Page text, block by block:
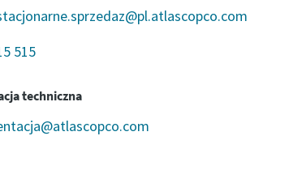
515
techniczna